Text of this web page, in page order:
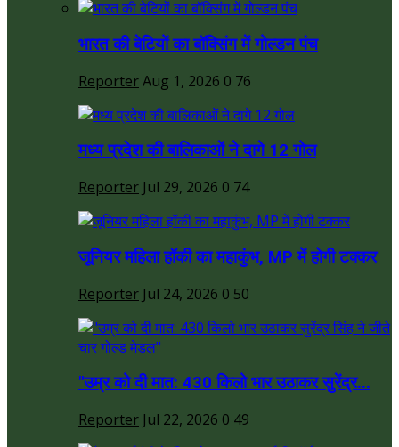
भारत की बेटियों का बॉक्सिंग में गोल्डन पंच
ReporterAug 1, 2026 0 76
मध्य प्रदेश की बालिकाओं ने दागे 12 गोल
Reporter Jul 29, 2026 0 74
जूनियर महिला हॉकी का महाकुंभ, MP में होगी टक्कर
Reporter Jul 24, 2026 0 50
"उम्र को दी मात: 430 किलो भार उठाकर सुरेंद्र...
Reporter Jul 22, 2026 0 49